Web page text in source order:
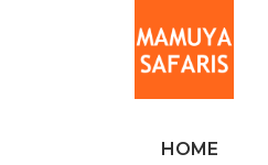
HOME